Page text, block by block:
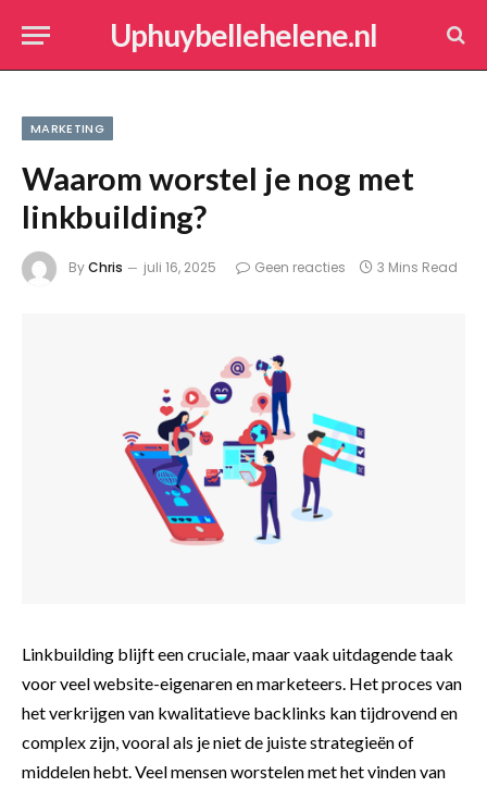
Uphuybellehelene.nl
MARKETING
Waarom worstel je nog met
linkbuilding?
ByChris juli 16, 2025 Geen reacties 3 Mins Read
Linkbuilding blijft een cruciale, maar vaak uitdagende taak
voor veel website-eigenaren en marketeers. Het proces van
het verkrijgen van kwalitatieve backlinks kan tijdrovend en
complex zijn, vooral als je niet de juiste strategieën of
middelen hebt. Veel mensen worstelen met het vinden van